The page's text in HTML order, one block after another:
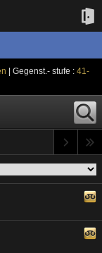
| Gegenst.- stufe : 41-